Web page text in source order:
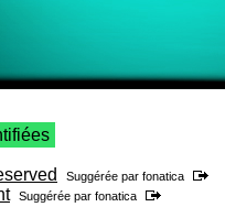
Suggérée par fonatica
Suggérée par fonatica